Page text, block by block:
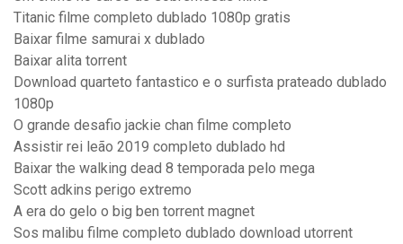
Titanic filme completo dublado 1080p gratis
Baixar filme samurai x dublado
Baixar alita torrent
Download quarteto fantastico e o surfista prateado dublado
1080p
O grande desafio jackie chan filme completo
Assistir rei leão 2019 completo dublado hd
Baixar the walking dead 8 temporada pelo mega
Scott adkins perigo extremo
A era do gelo o big ben torrent magnet
Sos malibu filme completo dublado download utorrent